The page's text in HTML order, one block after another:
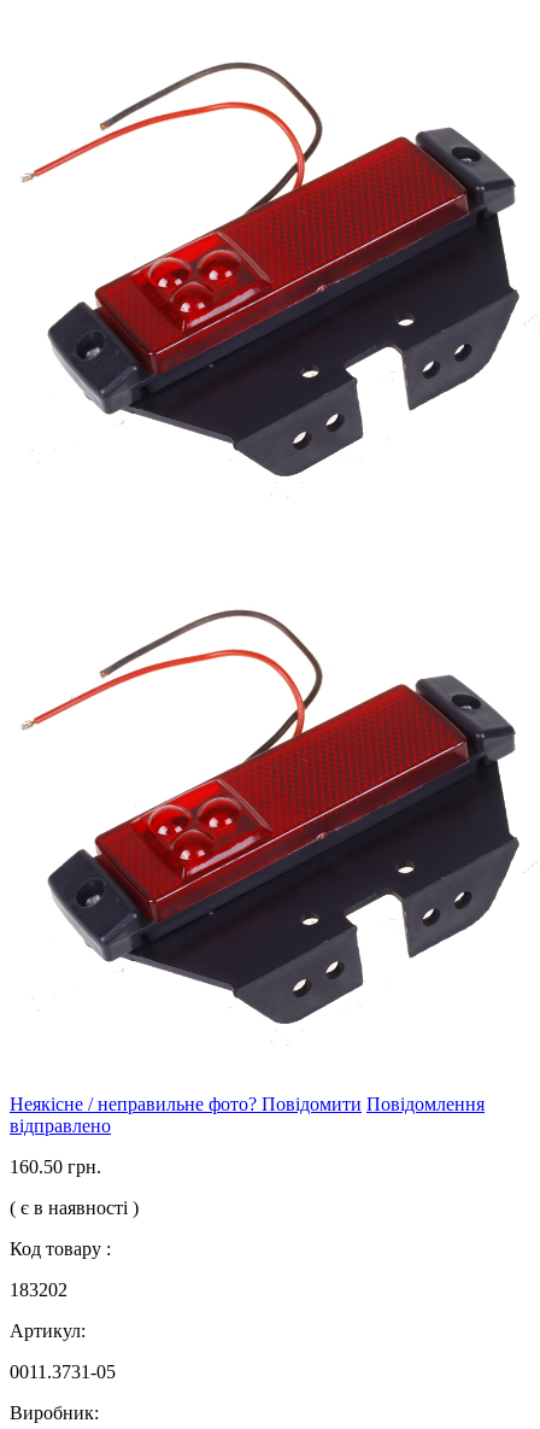
Неякісне / неправильне фото? Повідомити Повідомлення
відправлено
160.50 грн.
( є в наявності )
Код товару :
183202
Артикул:
0011.3731-05
Виробник: